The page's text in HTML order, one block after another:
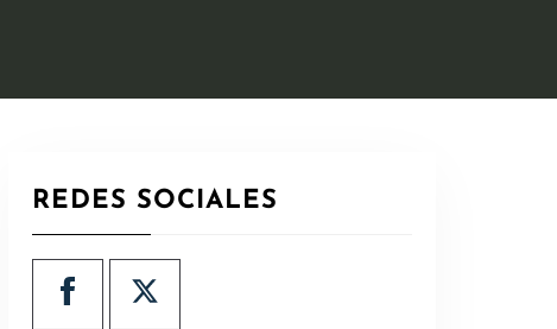
REDES SOCIALES